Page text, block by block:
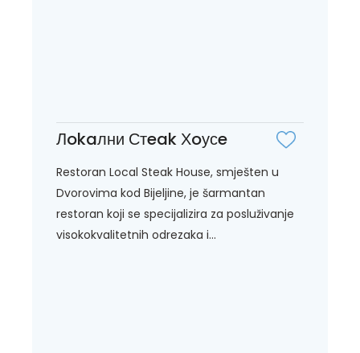
Лokaлни Стeak Хoусe
Restoran Local Steak House, smješten u
Dvorovima kod Bijeljine, je šarmantan
restoran koji se specijalizira za posluživanje
visokokvalitetnih odrezaka i...